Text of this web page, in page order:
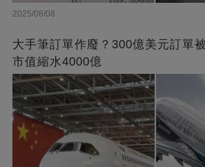
2025/08/08
大手筆訂單作廢？300億美元訂單
市值縮水4000億